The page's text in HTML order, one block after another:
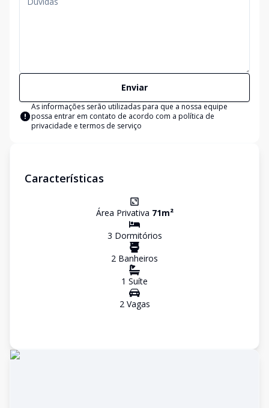
Enviar
As informações serão utilizadas para que a nossa equipe
possa entrar em contato de acordo com a política de
privacidade e termos de serviço
Características
Área Privativa 71m²
3 Dormitórios
2 Banheiros
1 Suíte
2Vagas